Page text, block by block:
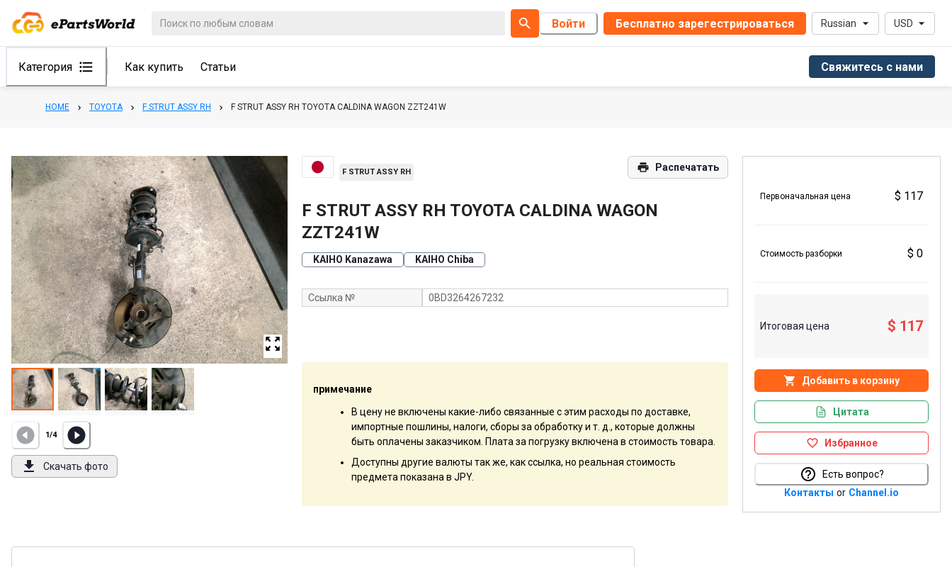
Войти Бесплатно зарегестрироваться Russian USD
Категория Как купить Статьи Свяжитесь с нами
HOME TOYOTA F STRUT ASSY RH F STRUT ASSY RH TOYOTA CALDINA WAGON ZZT241W
1/4
Скачать фото
F STRUT ASSY RH Распечатать
F STRUT ASSY RH TOYOTA CALDINA WAGON
ZZT241W
KAIHO Kanazawa KAIHO Chiba
Ссылка № 0BD3264267232
примечание
В цену не включены какие-либо связанные с этим расходы по доставке,
импортные пошлины, налоги, сборы за обработку и т. д., которые должны
быть оплачены заказчиком. Плата за погрузку включена в стоимость товара.
Доступны другие валюты так же, как ссылка, но реальная стоимость
предмета показана в JPY.
Первоначальная цена $ 117
Стоимость разборки $ 0
Итоговая цена $ 117
Добавить в корзину
Цитата
Избранное
Есть вопрос?
Контакты or Channel.io